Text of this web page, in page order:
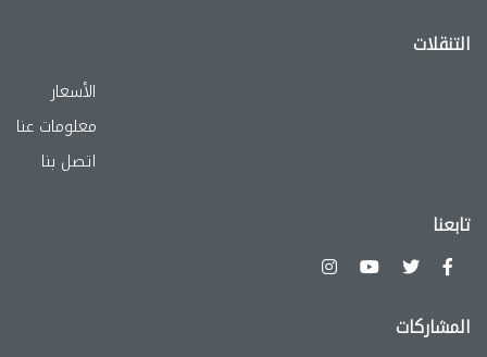
التنقلات
الأسعار
معلومات عنا
اتصل بنا
تابعنا
المشاركات